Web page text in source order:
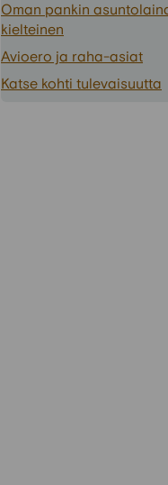
Oman pankin
kielteinen
Avioero ja raha-asiat
Katse kohti tulevaisuutta